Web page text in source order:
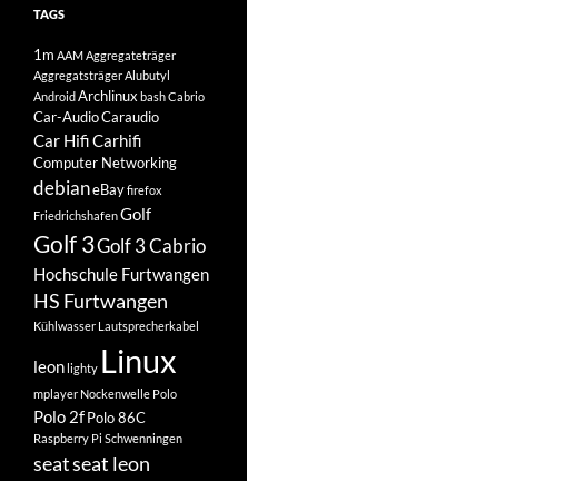
TAGS
1m AAMAggregateträger
AggregatsträgerAlubutyl
AndroidArchlinux bashCabrio
Car-AudioCaraudio
Car HifiCarhifi
Computer Networking
debianeBayfirefox
FriedrichshafenGolf
Golf 3Golf 3 Cabrio
Hochschule Furtwangen
HS Furtwangen
Kühlwasser Lautsprecherkabel
leonlighty Linux
mplayer Nockenwelle Polo
Polo 2fPolo 86C
Raspberry Pi Schwenningen
seatseat leon